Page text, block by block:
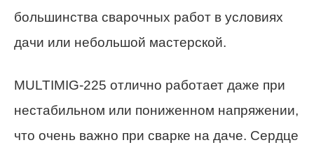
большинства сварочных работ в условиях
дачи или небольшой мастерской.
MULTIMIG-225 отлично работает даже при
нестабильном или пониженном напряжении,
что очень важно при сварке на даче. Сердце